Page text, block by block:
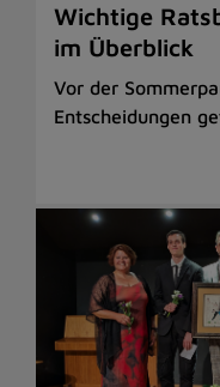
Wichtige
im Überblick
Vor der
Entscheidungen